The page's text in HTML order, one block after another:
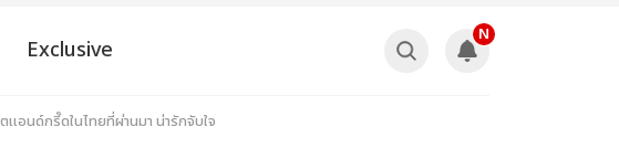
Exclusive
N
แอนด์กรี๊ดในไทยที่ผ่านมา น่ารักจับใจ